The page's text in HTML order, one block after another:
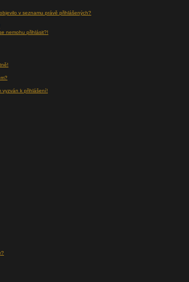
v seznamu právě přihlášených?
nemohu přihlásit?!
vyzván k přihlášení!